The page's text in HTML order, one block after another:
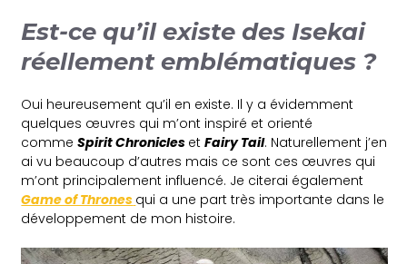
Est-ce qu’il existe des Isekai
réellement emblématiques ?
Oui heureusement qu’il en existe. Il y a évidemment
quelques œuvres qui m’ont inspiré et orienté
commeSpirit Chronicles etFairy Tail. Naturellement j’en
ai vu beaucoup d’autres mais ce sont ces œuvres qui
m’ont principalement influencé. Je citerai également
Game of Thrones qui a une part très importante dans le
développement de mon histoire.